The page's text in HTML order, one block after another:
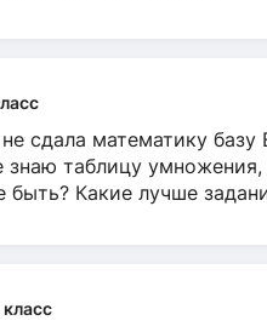
сдала математику
таблицу
быть? Какие лучше
класс